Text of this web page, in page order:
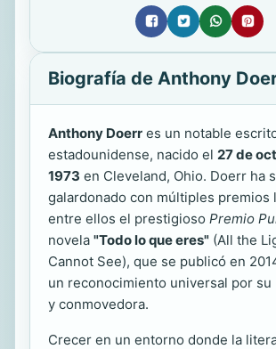
Biografía de Anthony
Anthony Doerr es un notable
estadounidense, nacido el 27 de
1973 en Cleveland, Ohio. Doerr ha
galardonado con múltiples premios
entre ellos el prestigioso Premio
novela "Todo lo que eres" (All the
Cannot See), que se publicó en
un reconocimiento universal por su
y conmovedora.
Crecer en un entorno donde la